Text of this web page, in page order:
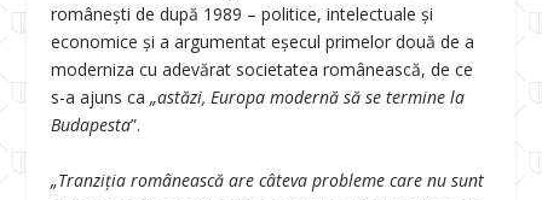
românești de după 1989 – politice, intelectuale și
economice și a argumentat eșecul primelor două de a
moderniza cu adevărat societatea românească, de ce
s-a ajuns ca„astăzi, Europa modernă să se termine la
Budapesta”.
„Tranziția românească are câteva probleme care nu sunt